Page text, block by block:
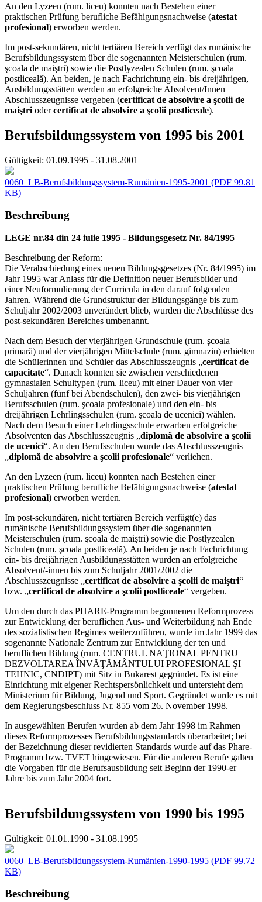
An den Lyzeen (rum. liceu) konnten nach Bestehen einer
praktischen Prüfung berufliche Befähigungsnachweise (atestat
profesional) erworben werden.
Im post-sekundären, nicht tertiären Bereich verfügt das rumänische
Berufsbildungssystem über die sogenannten Meisterschulen (rum.
şcoala de maiştri) sowie die Postlyzealen Schulen (rum. şcoala
postliceală). An beiden, je nach Fachrichtung ein- bis dreijährigen,
Ausbildungsstätten werden an erfolgreiche Absolvent/Innen
Abschlusszeugnisse vergeben (certificat de absolvire a şcolii de
maiştri odercertificat de absolvire a şcolii postliceale).
Berufsbildungssystem von 1995 bis 2001
Gültigkeit: 01.09.1995 - 31.08.2001
0060_LB-Berufsbildungssystem-Rumänien-1995-2001 (PDF 99.81
KB)
Beschreibung
LEGE nr.84 din 24 iulie 1995 - Bildungsgesetz Nr. 84/1995
Beschreibung der Reform:
Die Verabschiedung eines neuen Bildungsgesetzes (Nr. 84/1995) im
Jahr 1995 war Anlass für die Definition neuer Berufsbilder und
einer Neuformulierung der Curricula in den darauf folgenden
Jahren. Während die Grundstruktur der Bildungsgänge bis zum
Schuljahr 2002/2003 unverändert blieb, wurden die Abschlüsse des
post-sekundären Bereiches umbenannt.
Nach dem Besuch der vierjährigen Grundschule (rum. şcoala
primară) und der vierjährigen Mittelschule (rum. gimnaziu) erhielten
die Schülerinnen und Schüler das Abschlusszeugnis „certificat de
capacitate“. Danach konnten sie zwischen verschiedenen
gymnasialen Schultypen (rum. liceu) mit einer Dauer von vier
Schuljahren (fünf bei Abendschulen), den zwei- bis vierjährigen
Berufsschulen (rum. şcoala profesionale) und den ein- bis
dreijährigen Lehrlingsschulen (rum. şcoala de ucenici) wählen.
Nach dem Besuch einer Lehrlingsschule erwarben erfolgreiche
Absolventen das Abschlusszeugnis „diplomă de absolvire a şcolii
de ucenici“. An den Berufsschulen wurde das Abschlusszeugnis
„diplomă de absolvire a şcolii profesionale“ verliehen.
An den Lyzeen (rum. liceu) konnten nach Bestehen einer
praktischen Prüfung berufliche Befähigungsnachweise (atestat
profesional) erworben werden.
Im post-sekundären, nicht tertiären Bereich verfügt(e) das
rumänische Berufsbildungssystem über die sogenannten
Meisterschulen (rum. şcoala de maiştri) sowie die Postlyzealen
Schulen (rum. şcoala postliceală). An beiden je nach Fachrichtung
ein- bis dreijährigen Ausbildungsstätten wurden an erfolgreiche
Absolvent/-innen bis zum Schuljahr 2001/2002 die
Abschlusszeugnisse „certificat de absolvire a şcolii de maiştri“
bzw. „certificat de absolvire a şcolii postliceale“ vergeben.
Um den durch das PHARE-Programm begonnenen Reformprozess
zur Entwicklung der beruflichen Aus- und Weiterbildung nah Ende
des sozialistischen Regimes weiterzuführen, wurde im Jahr 1999 das
sogenannte Nationale Zentrum zur Entwicklung der ten und
beruflichen Bildung (rum. CENTRUL NAŢIONAL PENTRU
DEZVOLTAREA ÎNVĂŢĂMÂNTULUI PROFESIONAL ŞI
TEHNIC, CNDIPT) mit Sitz in Bukarest gegründet. Es ist eine
Einrichtung mit eigener Rechtspersönlichkeit und untersteht dem
Ministerium für Bildung, Jugend und Sport. Gegründet wurde es mit
dem Regierungsbeschluss Nr. 855 vom 26. November 1998.
In ausgewählten Berufen wurden ab dem Jahr 1998 im Rahmen
dieses Reformprozesses Berufsbildungsstandards überarbeitet; bei
der Bezeichnung dieser revidierten Standards wurde auf das Phare-
Programm bzw. TVET hingewiesen. Für die anderen Berufe galten
die Vorgaben für die Berufsausbildung seit Beginn der 1990-er
Jahre bis zum Jahr 2004 fort.
Berufsbildungssystem von 1990 bis 1995
Gültigkeit: 01.01.1990 - 31.08.1995
0060_LB-Berufsbildungssystem-Rumänien-1990-1995 (PDF 99.72
KB)
Beschreibung